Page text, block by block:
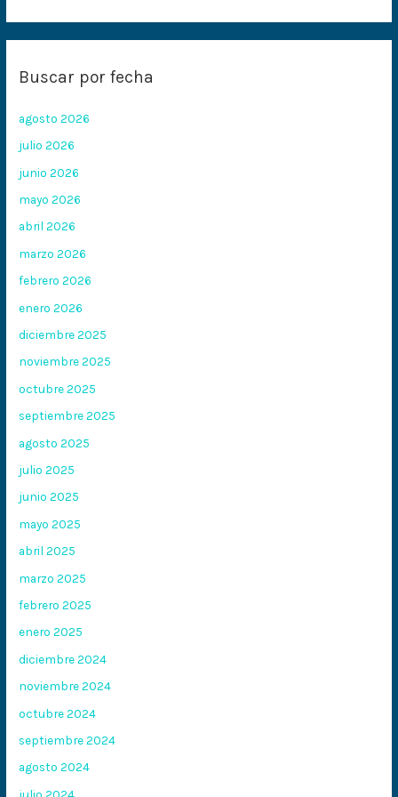
Buscar por fecha
agosto 2026
julio 2026
junio 2026
mayo 2026
abril 2026
marzo 2026
febrero 2026
enero 2026
diciembre 2025
noviembre 2025
octubre 2025
septiembre 2025
agosto 2025
julio 2025
junio 2025
mayo 2025
abril 2025
marzo 2025
febrero 2025
enero 2025
diciembre 2024
noviembre 2024
octubre 2024
septiembre 2024
agosto 2024